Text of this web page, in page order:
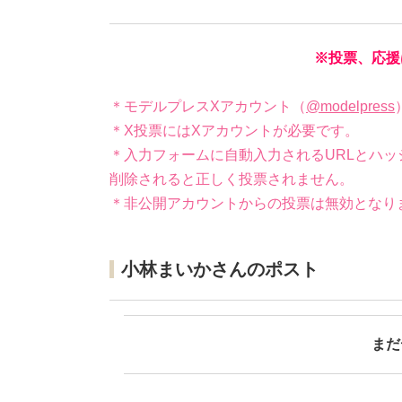
※投票、応援
＊モデルプレスXアカウント（@modelpress
＊X投票にはXアカウントが必要です。
＊入力フォームに自動入力されるURLとハッ
削除されると正しく投票されません。
＊非公開アカウントからの投票は無効となり
小林まいかさんのポスト
ま